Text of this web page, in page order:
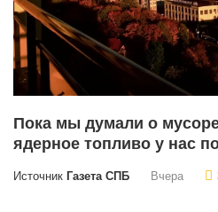
Пока мы думали о
ядерное топливо у нас
Источник Газета СПБ Вчера